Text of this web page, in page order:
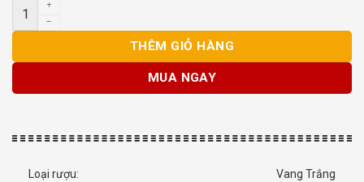
Rượu Vang Ý Terre Disole Malvasia Bianca số lượng
THÊM GIỎ HÀNG
MUA NGAY
Loại rượu: Vang Trắng